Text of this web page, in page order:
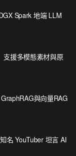
Spark 地端 LLM
援多模態素材與原
與向量RAG
名 YouTuber 坦言 AI